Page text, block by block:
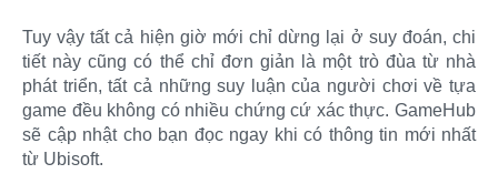
Tuy vậy tất cả hiện giờ mới chỉ dừng lại ở suy đoán, chi
tiết này cũng có thể chỉ đơn giản là một trò đùa từ nhà
phát triển, tất cả những suy luận của người chơi về tựa
game đều không có nhiều chứng cứ xác thực. GameHub
sẽ cập nhật cho bạn đọc ngay khi có thông tin mới nhất
từ Ubisoft.​